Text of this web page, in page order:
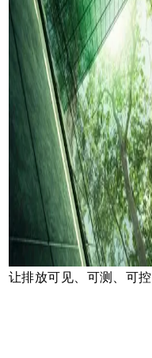
让排放可见、可测、可控